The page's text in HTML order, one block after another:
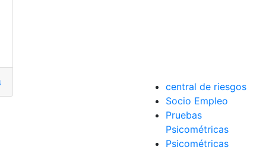
Requisitos
Online Registro Federal de Contribuyentes
central de riesgos
Socio Empleo
Pruebas
Psicométricas
Psicométricas